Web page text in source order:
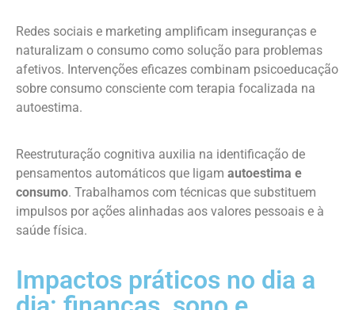
Redes sociais e marketing amplificam inseguranças e
naturalizam o consumo como solução para problemas
afetivos. Intervenções eficazes combinam psicoeducação
sobre consumo consciente com terapia focalizada na
autoestima.
Reestruturação cognitiva auxilia na identificação de
pensamentos automáticos que ligam autoestima e
consumo. Trabalhamos com técnicas que substituem
impulsos por ações alinhadas aos valores pessoais e à
saúde física.
Impactos práticos no dia a